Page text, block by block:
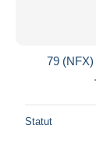
79
Statut